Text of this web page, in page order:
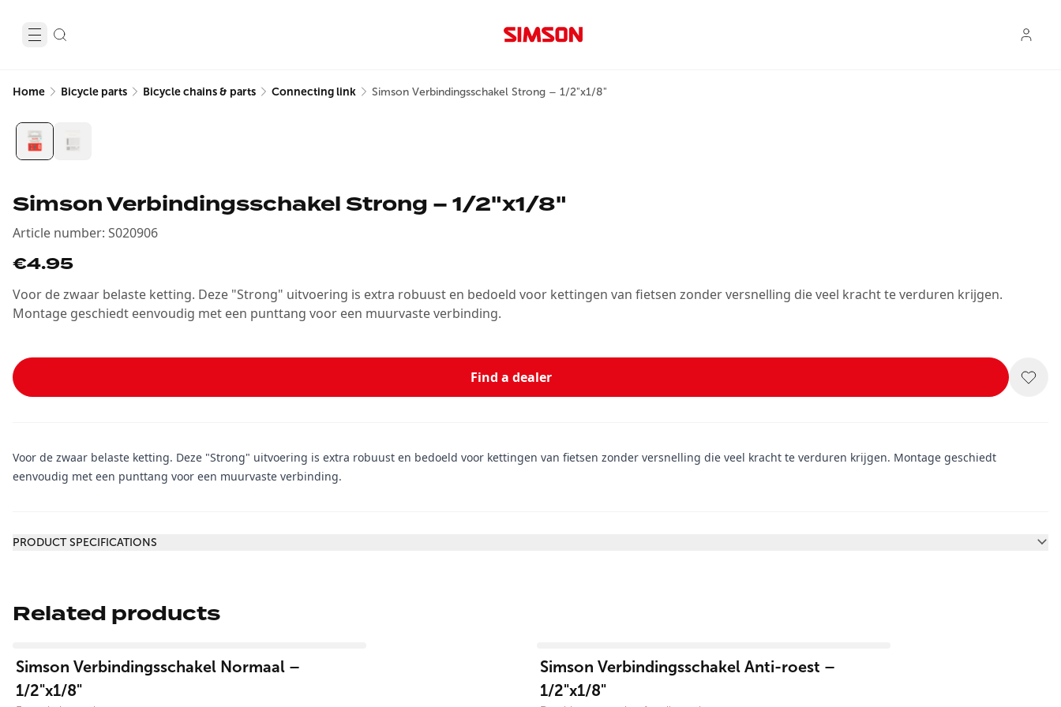
Home Bicycle parts Bicycle chains & parts Connecting link Simson Verbindingsschakel Strong – 1/2"x1/8"
Simson Verbindingsschakel Strong – 1/2"x1/8"
Article number: S020906
€4.95
Voor de zwaar belaste ketting. Deze "Strong" uitvoering is extra robuust en bedoeld voor kettingen van fietsen zonder versnelling die veel kracht te verduren krijgen.
Montage geschiedt eenvoudig met een punttang voor een muurvaste verbinding.
Find a dealer
Voor de zwaar belaste ketting. Deze "Strong" uitvoering is extra robuust en bedoeld voor kettingen van fietsen zonder versnelling die veel kracht te verduren krijgen. Montage geschiedt
eenvoudig met een punttang voor een muurvaste verbinding.
PRODUCT SPECIFICATIONS
Related products
Simson Verbindingsschakel Normaal –
1/2"x1/8"
Simson Verbindingsschakel Anti-roest –
1/2"x1/8"